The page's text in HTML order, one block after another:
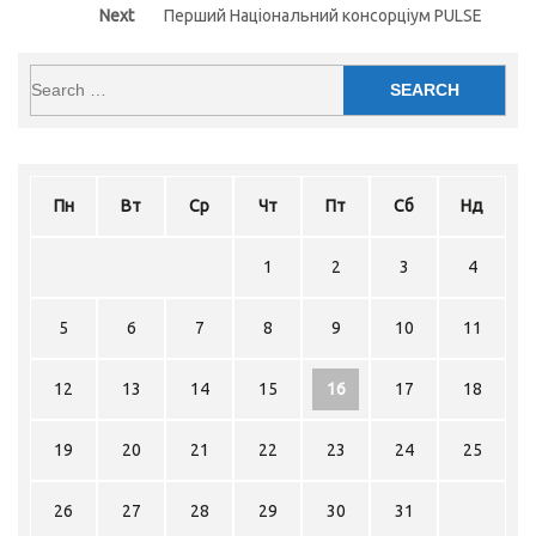
Next
Next
Перший Національний консорціум PULSE
Пн Вт Ср Чт Пт Сб Нд
1 2 3 4
5 6 7 8 9 10 11
12 13 14 15 16 17 18
19 20 21 22 23 24 25
26 27 28 29 30 31